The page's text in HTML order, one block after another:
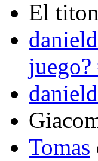
El titon
juego?
Tomas